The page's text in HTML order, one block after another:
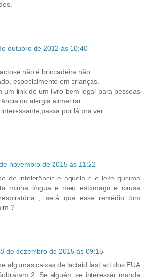
outubro de 2012 às 10:40
não é brincadeira não...
especialmente em crianças.
um link de um livro bem legal para pessoas
ou alergia alimentar...
por lá pra ver.
novembro de 2015 às 11:22
de intolerância e aquela q o leite queima
minha língua e meu estômago e causa
, será que esse remédio tbm
?
de dezembro de 2015 às 09:15
algumas caixas de lactaid fast act dos EUA
2. Se alguém se interessar manda